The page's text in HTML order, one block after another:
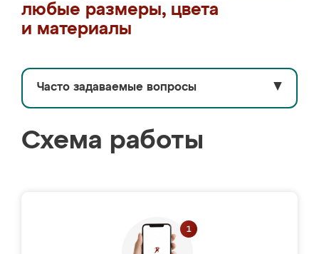
любые размеры, цвета
и материалы
Часто задаваемые вопросы ▼
Схема работы